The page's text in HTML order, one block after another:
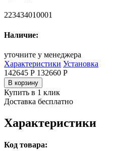
223434010001
Наличие:
уточните у менеджера
Характеристики Установка
142645 Р 132660 Р
В корзину
Купить в 1 клик
Доставка бесплатно
Характеристики
Код товара: